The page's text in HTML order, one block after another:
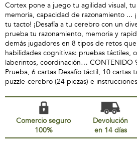
Cortex pone a juego tu agilidad visual,
memoria, capacidad de razonamiento ...
tu tacto! ¡Desafía a tu cerebro con un
prueba tu razonamiento, memoria y
demás jugadores en 8 tipos de retos
habilidades cognitivas: pruebas táctiles,
laberintos, coordinación… CONTENIDO
Prueba, 6 cartas Desafío táctil, 10 cartas
puzzle-cerebro (24 piezas) e
Comercio seguro
100%
Devolución
en 14 días